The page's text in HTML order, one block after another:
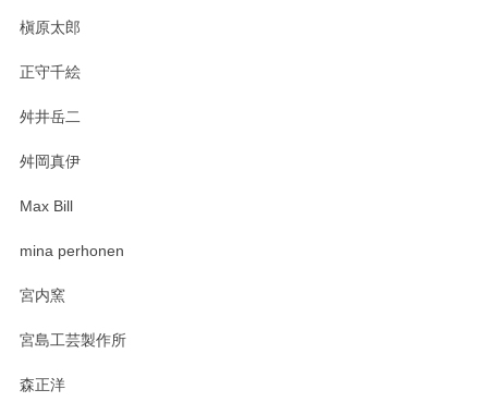
おかけしました。 ありがとうございます。
槇原太郎
正守千絵
舛井岳二
舛岡真伊
Max Bill
mina perhonen
宮内窯
宮島工芸製作所
森正洋